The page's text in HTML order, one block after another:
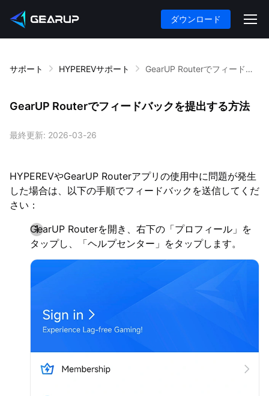
ダウンロード
サポート HYPEREVサポート GearUP Routerでフィードバックを提出する方法
GearUP Routerでフィードバックを提出する方法
最終更新: 2026-03-26
HYPEREVやGearUP Routerアプリの使用中に問題が発生
した場合は、以下の手順でフィードバックを送信してくだ
さい：
GearUP Routerを開き、右下の「プロフィール」を
タップし、「ヘルプセンター」をタップします。